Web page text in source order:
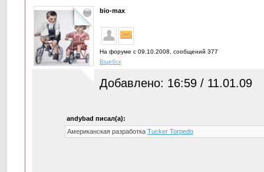
bio-max
На форуме с 09.10.2008, cообщений 377
Вiцебск
Добавлено: 16:59 / 11.01.09
andybad писал(а):
Американская разработка Tucker Torpedo